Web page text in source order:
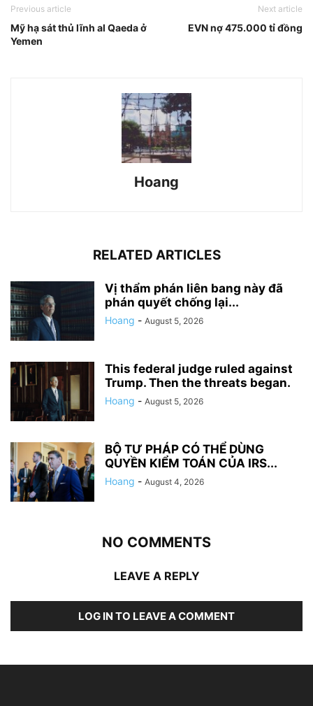
Previous article
Mỹ hạ sát thủ lĩnh al Qaeda ở
Yemen
Next article
EVN nợ 475.000 tỉ đồng
Hoang
RELATED ARTICLES
Vị thẩm phán liên bang này đã
phán quyết chống lại...
Hoang - August 5, 2026
This federal judge ruled against
Trump. Then the threats began.
Hoang - August 5, 2026
BỘ TƯ PHÁP CÓ THỂ DÙNG
QUYỀN KIỂM TOÁN CỦA IRS...
Hoang - August 4, 2026
NO COMMENTS
LEAVE A REPLY
LOG IN TO LEAVE A COMMENT